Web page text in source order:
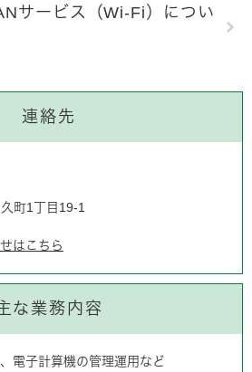
サービス（Wi-Fi）につい
連絡先
町1丁目19-1
はこちら
な業務内容
電子計算機の管理運用など